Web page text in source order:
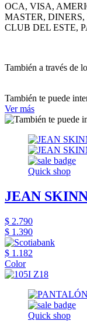
OCA, VISA,
MASTER,
CLUB DEL ESTE,
También a través de
También te puede
Ver más
Quick shop
JEAN
$ 2.790
$ 1.390
$ 1.182
Color
Quick shop